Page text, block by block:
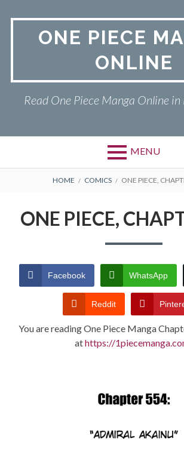
ONE PIECE
ONLINE
Read One Piece Manga Online
MENU
Primary
ONE PIECE
TERMS AND
CONDITIONS
BREADCRUMBS
HOME COMICS ONE PIECE,
ONE PIECE,
Facebook WhatsApp
Reddit
You are reading One Piece Manga
athttps://